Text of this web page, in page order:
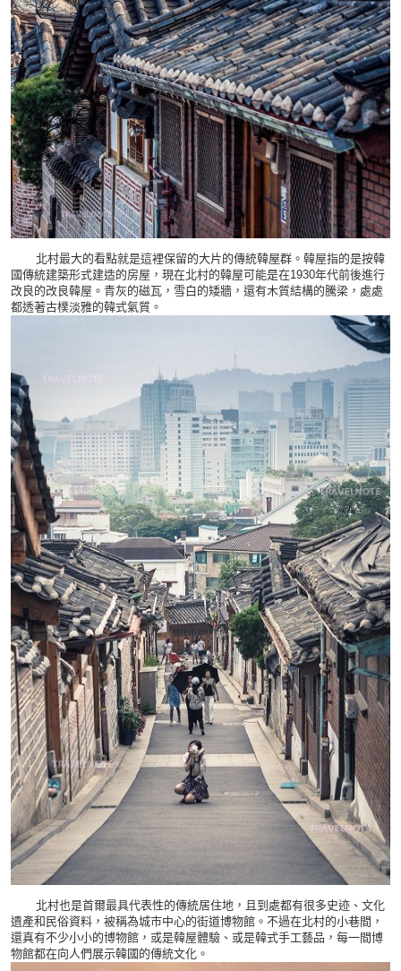
北村最大的看點就是這裡保留的大片的傳統韓屋群。韓屋指的是按韓
國傳統建築形式建造的房屋，現在北村的韓屋可能是在1930年代前後進行
改良的改良韓屋。青灰的磁瓦，雪白的矮牆，還有木質結構的騰梁，處處
都透著古樸淡雅的韓式氣質。
北村也是首爾最具代表性的傳統居住地，且到處都有很多史迹、文化
遺產和民俗資料，被稱為城市中心的街道博物館。不過在北村的小巷間，
還真有不少小小的博物館，或是韓屋體驗、或是韓式手工藝品，每一間博
物館都在向人們展示韓國的傳統文化。